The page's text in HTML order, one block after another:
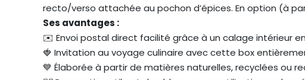
recto/verso attachée au pochon d’épices. En option (à
Ses avantages :
✉️ Envoi postal direct facilité grâce à un calage intérieur
🍓 Invitation au voyage culinaire avec cette box
💙 Élaborée à partir de matières naturelles, recyclées ou